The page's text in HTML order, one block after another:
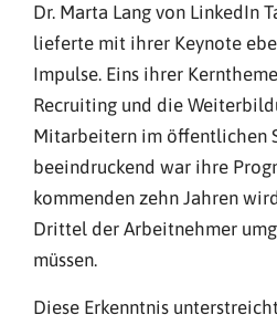
Dr. Marta Lang von LinkedIn
lieferte mit ihrer Keynote
Impulse. Eins ihrer
Recruiting und die
Mitarbeitern im öffentlichen
beeindruckend war ihre
kommenden zehn Jahren
Drittel der Arbeitnehmer
müssen.
Diese Erkenntnis